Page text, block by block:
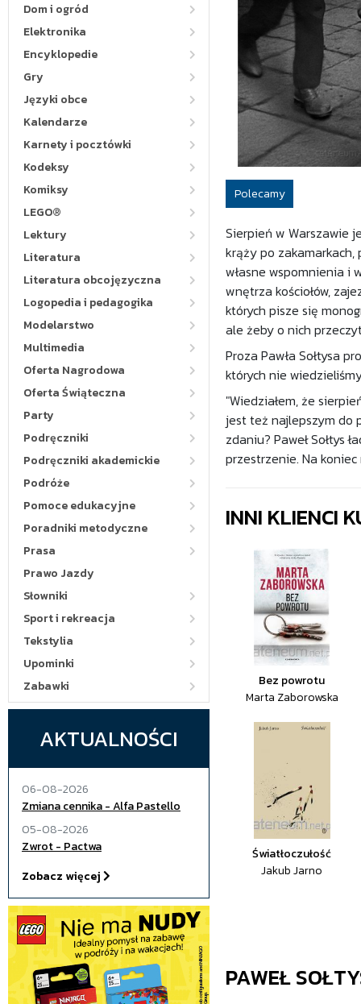
Dom i ogród
Elektronika
Encyklopedie
Gry
Języki obce
Kalendarze
Karnety i pocztówki
Kodeksy
Komiksy
LEGO®
Lektury
Literatura
Literatura obcojęzyczna
Logopedia i pedagogika
Modelarstwo
Multimedia
Oferta Nagrodowa
Oferta Świąteczna
Party
Podręczniki
Podręczniki akademickie
Podróże
Pomoce edukacyjne
Poradniki metodyczne
Prasa
Prawo Jazdy
Słowniki
Sport i rekreacja
Tekstylia
Upominki
Zabawki
AKTUALNOŚCI
06-08-2026
Zmiana cennika - Alfa Pastello
05-08-2026
Zwrot - Pactwa
Zobacz więcej
Polecamy
Sierpień w Warszawie
krąży po zakamarkach,
własne wspomnienia i
wnętrza kościołów,
których pisze się
ale żeby o nich
Proza Pawła Sołtysa
których nie
"Wiedziałem, że
jest też najlepszym do
zdaniu? Paweł Sołtys
przestrzenie. Na koniec
INNI KLIENCI
Bez powrotu
Marta Zaborowska
Światłoczułość
Jakub Jarno
PAWEŁ